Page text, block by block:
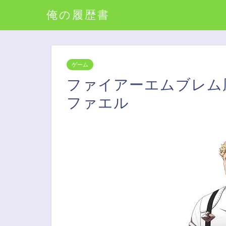
俺の履歴書
ゲーム
ファイアーエムブレ
ファエル